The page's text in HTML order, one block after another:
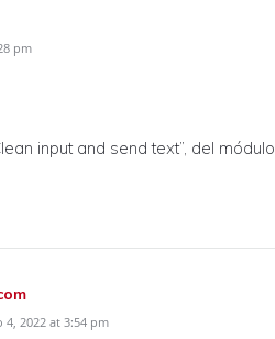
pm
input and send text”, del módulo
2022 at 3:54 pm